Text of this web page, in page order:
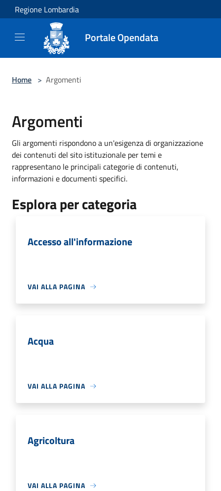
Salta al contenuto principale
Regione Lombardia
Portale Opendata
Home > Argomenti
Argomenti
Gli argomenti rispondono a un'esigenza di organizzazione
dei contenuti del sito istituzionale per temi e
rappresentano le principali categorie di contenuti,
informazioni e documenti specifici.
Esplora per categoria
Accesso all'informazione
VAI ALLA PAGINA
Acqua
VAI ALLA PAGINA
Agricoltura
VAI ALLA PAGINA